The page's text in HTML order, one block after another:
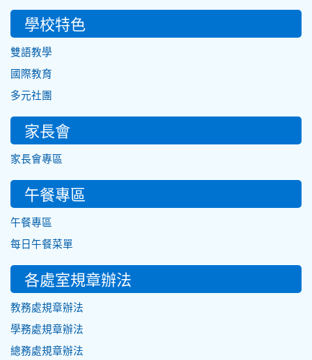
學校特色
雙語教學
國際教育
多元社團
家長會
家長會專區
午餐專區
午餐專區
每日午餐菜單
各處室規章辦法
教務處規章辦法
學務處規章辦法
總務處規章辦法